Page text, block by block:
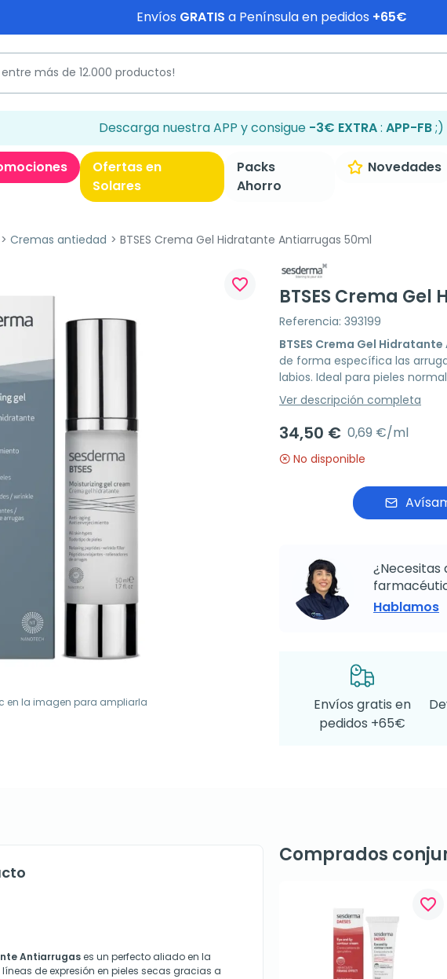
Envíos GRATIS a Península en pedidos +65€
Descarga nuestra APP y consigue -3€ EXTRA: APP-FB;)
Ofertas en
Solares
Packs
Ahorro
Novedades
Cremas antiedad BTSES Crema Gel Hidratante Antiarrugas 50ml
en la imagen para ampliarla
favorite_border
BTSES Crema
Referencia: 393199
BTSES Crema Gel
de forma específica las
labios. Ideal para pieles
Ver descripción completa
34,50 € 0,69 €/ml
No disponible
¿Necesitas
Hablamos
Envíos gratis en
pedidos +65€
Antiarrugases un perfecto aliado en la
de expresión en pieles secas gracias a
Comprados
favorite_border